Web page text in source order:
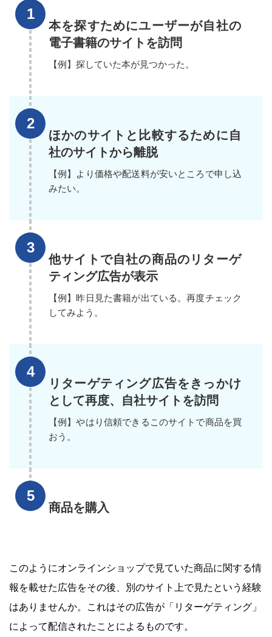
本を探すためにユーザーが自社の
電子書籍のサイトを訪問
【例】探していた本が見つかった。
ほかのサイトと比較するために自
社のサイトから離脱
【例】より価格や配送料が安いところで申し込
みたい。
他サイトで自社の商品のリターゲ
ティング広告が表示
【例】昨日見た書籍が出ている。再度チェック
してみよう。
リターゲティング広告をきっかけ
として再度、自社サイトを訪問
【例】やはり信頼できるこのサイトで商品を買
おう。
商品を購入
このようにオンラインショップで見ていた商品に関する情
報を載せた広告をその後、別のサイト上で見たという経験
はありませんか。これはその広告が「リターゲティング」
によって配信されたことによるものです。